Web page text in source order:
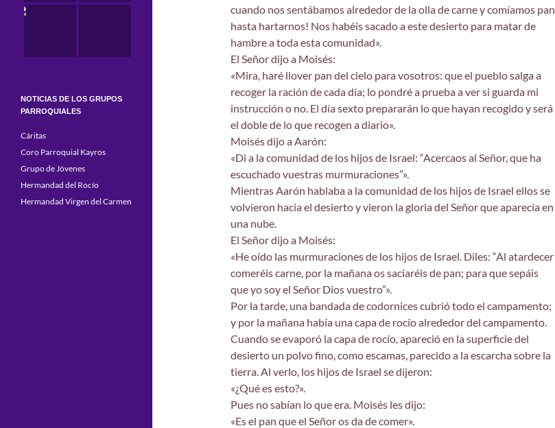
cuando nos sentábamos alrededor de la olla de carne y comíamos pan
hasta hartarnos! Nos habéis sacado a este desierto para matar de
hambre a toda esta comunidad».
El Señor dijo a Moisés:
«Mira, haré llover pan del cielo para vosotros: que el pueblo salga a
recoger la ración de cada día; lo pondré a prueba a ver si guarda mi
instrucción o no. El día sexto prepararán lo que hayan recogido y será
el doble de lo que recogen a diario».
Moisés dijo a Aarón:
«Di a la comunidad de los hijos de Israel: “Acercaos al Señor, que ha
escuchado vuestras murmuraciones”».
Mientras Aarón hablaba a la comunidad de los hijos de Israel ellos se
volvieron hacia el desierto y vieron la gloria del Señor que aparecía en
una nube.
El Señor dijo a Moisés:
«He oído las murmuraciones de los hijos de Israel. Diles: “Al atardecer
comeréis carne, por la mañana os saciaréis de pan; para que sepáis
que yo soy el Señor Dios vuestro”».
Por la tarde, una bandada de codornices cubrió todo el campamento;
y por la mañana había una capa de rocío alrededor del campamento.
Cuando se evaporó la capa de rocío, apareció en la superficie del
desierto un polvo fino, como escamas, parecido a la escarcha sobre la
tierra. Al verlo, los hijos de Israel se dijeron:
«¿Qué es esto?».
Pues no sabían lo que era. Moisés les dijo:
«Es el pan que el Señor os da de comer».
NOTICIAS DE LOS GRUPOS
PARROQUIALES
Cáritas
Coro Parroquial Kayros
Grupo de Jóvenes
Hermandad del Rocío
Hermandad Virgen del Carmen